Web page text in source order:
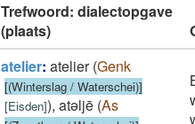
Trefwoord: dialectopgave
(plaats)
atelier: atelier(Genk
[(Winterslag / Waterschei)]
[Eisden]), atǝljē (As